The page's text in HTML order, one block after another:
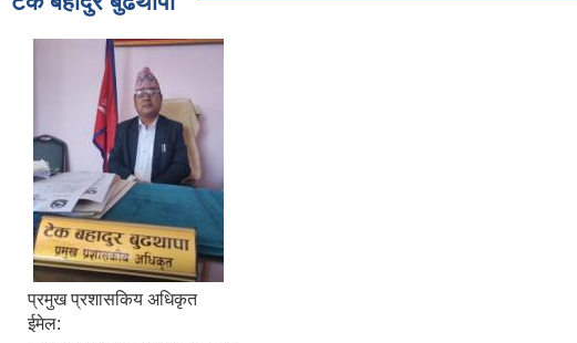
प्रमुख प्रशासकिय अधिकृत
ईमेल: